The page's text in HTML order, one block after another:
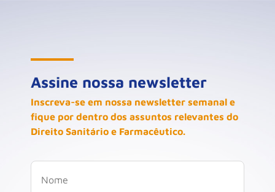
Assine nossa newsletter
Inscreva-se em nossa newsletter semanal e
fique por dentro dos assuntos relevantes do
Direito Sanitário e Farmacêutico.